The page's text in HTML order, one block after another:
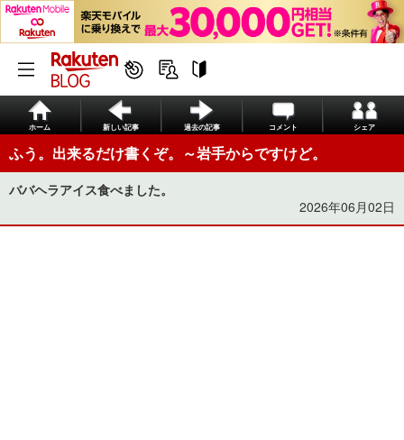
ホーム 新しい記事 過去の記事 コメント シェア
ふう。出来るだけ書くぞ。～岩手からですけど。
ババヘラアイス食べました。
2026年06月02日